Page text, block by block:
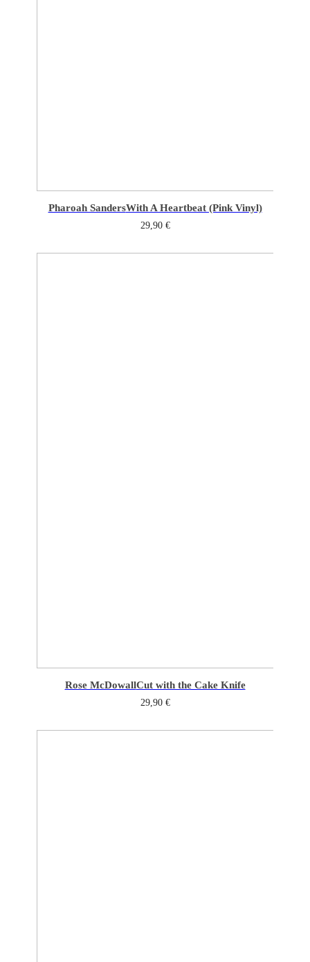
Pharoah SandersWith A Heartbeat (Pink Vinyl)
29,90 €
Rose McDowallCut with the Cake Knife
29,90 €